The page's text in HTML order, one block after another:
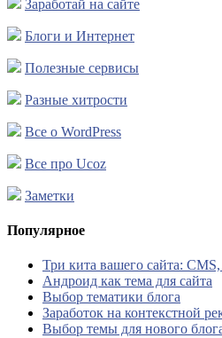
Заработай на сайте
Блоги и Интернет
Полезные сервисы
Разные хитрости
Все о WordPress
Все про Ucoz
Заметки
Популярное
Три кита вашего сайта:
Андроид как тема для сайта
Выбор тематики блога
Заработок на контекстной
Выбор темы для нового